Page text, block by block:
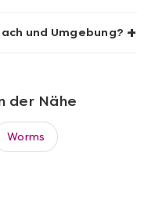
und Umgebung? +
der Nähe
Worms